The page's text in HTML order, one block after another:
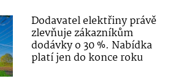
Dodavatel elektřiny právě
zlevňuje zákazníkům
dodávky o 30 %. Nabídka
platí jen do konce roku